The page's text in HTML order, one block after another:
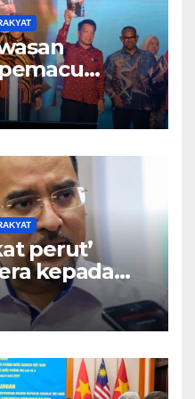
– Zahid
perut’
kepada
Wajdi